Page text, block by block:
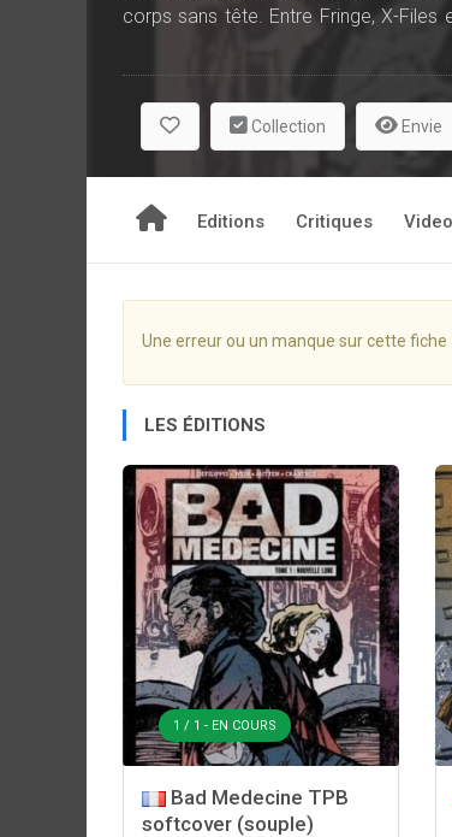
corps sans tête. Entre Fringe, X-
ravira les mordus de "crime fiction",
Collection Envie
Editions Critiques
Une erreur ou un manque sur cette fiche
LES ÉDITIONS
1 / 1 - EN COURS
Bad Medecine TPB
softcover (souple)